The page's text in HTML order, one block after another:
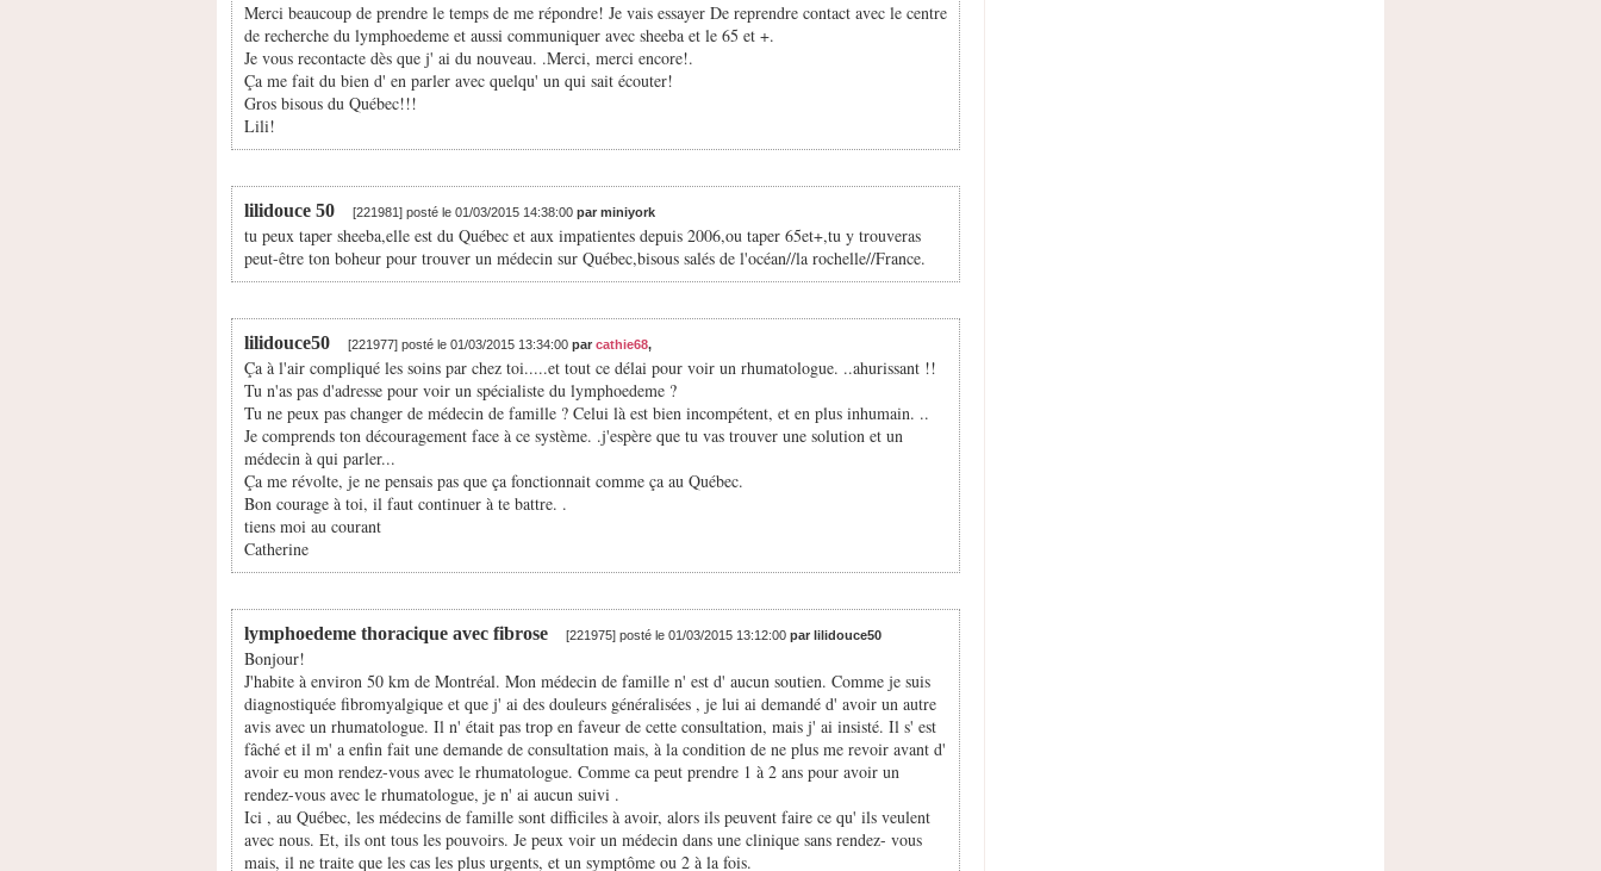
Merci beaucoup de prendre le temps de me répondre! Je vais essayer De reprendre contact avec le centre
de recherche du lymphoedeme et aussi communiquer avec sheeba et le 65 et +.
Je vous recontacte dès que j' ai du nouveau. .Merci, merci encore!.
Ça me fait du bien d' en parler avec quelqu' un qui sait écouter!
Gros bisous du Québec!!!
Lili!
lilidouce 50 [221981] posté le 01/03/2015 14:38:00 par miniyork
tu peux taper sheeba,elle est du Québec et aux impatientes depuis 2006,ou taper 65et+,tu y trouveras
peut-être ton boheur pour trouver un médecin sur Québec,bisous salés de l'océan//la rochelle//France.
lilidouce50 [221977] posté le 01/03/2015 13:34:00 par cathie68,
Ça à l'air compliqué les soins par chez toi.....et tout ce délai pour voir un rhumatologue. ..ahurissant !!
Tu n'as pas d'adresse pour voir un spécialiste du lymphoedeme ?
Tu ne peux pas changer de médecin de famille ? Celui là est bien incompétent, et en plus inhumain. ..
Je comprends ton découragement face à ce système. .j'espère que tu vas trouver une solution et un
médecin à qui parler...
Ça me révolte, je ne pensais pas que ça fonctionnait comme ça au Québec.
Bon courage à toi, il faut continuer à te battre. .
tiens moi au courant
Catherine
lymphoedeme thoracique avec fibrose [221975] posté le 01/03/2015 13:12:00 par lilidouce50
Bonjour!
J'habite à environ 50 km de Montréal. Mon médecin de famille n' est d' aucun soutien. Comme je suis
diagnostiquée fibromyalgique et que j' ai des douleurs généralisées , je lui ai demandé d' avoir un autre
avis avec un rhumatologue. Il n' était pas trop en faveur de cette consultation, mais j' ai insisté. Il s' est
fâché et il m' a enfin fait une demande de consultation mais, à la condition de ne plus me revoir avant d'
avoir eu mon rendez-vous avec le rhumatologue. Comme ca peut prendre 1 à 2 ans pour avoir un
rendez-vous avec le rhumatologue, je n' ai aucun suivi .
Ici , au Québec, les médecins de famille sont difficiles à avoir, alors ils peuvent faire ce qu' ils veulent
avec nous. Et, ils ont tous les pouvoirs. Je peux voir un médecin dans une clinique sans rendez- vous
mais, il ne traite que les cas les plus urgents, et un symptôme ou 2 à la fois.